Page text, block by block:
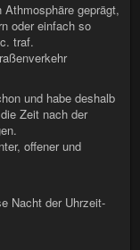
Athmosphäre geprägt,
oder einfach so
traf.
und habe deshalb
Zeit nach der
offener und
Nacht der Uhrzeit-